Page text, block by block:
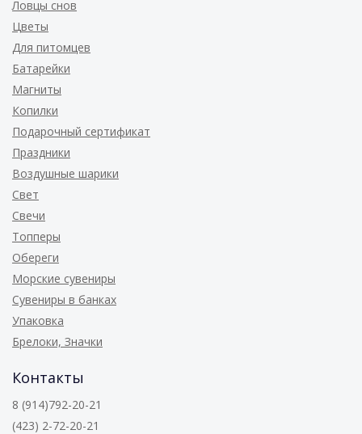
Ловцы снов
Цветы
Для питомцев
Батарейки
Магниты
Копилки
Подарочный сертификат
Праздники
Воздушные шарики
Свет
Свечи
Топперы
Обереги
Морские сувениры
Сувениры в банках
Упаковка
Брелоки, Значки
Контакты
8 (914)792-20-21
(423) 2-72-20-21